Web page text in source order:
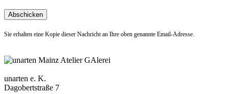
Sie erhalten eine Kopie dieser Nachricht an Ihre oben genannte Email-Adresse.
unarten e. K.
Dagobertstraße 7